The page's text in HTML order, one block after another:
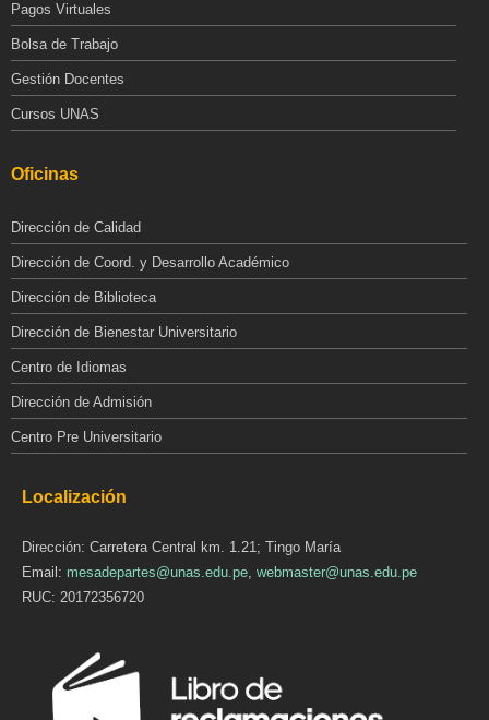
Pagos Virtuales
Bolsa de Trabajo
Gestión Docentes
Cursos UNAS
Oficinas
Dirección de Calidad
Dirección de Coord. y Desarrollo Académico
Dirección de Biblioteca
Dirección de Bienestar Universitario
Centro de Idiomas
Dirección de Admisión
Centro Pre Universitario
Localización
Dirección: Carretera Central km. 1.21; Tingo María
Email: mesadepartes@unas.edu.pe, webmaster@unas.edu.pe
RUC: 20172356720